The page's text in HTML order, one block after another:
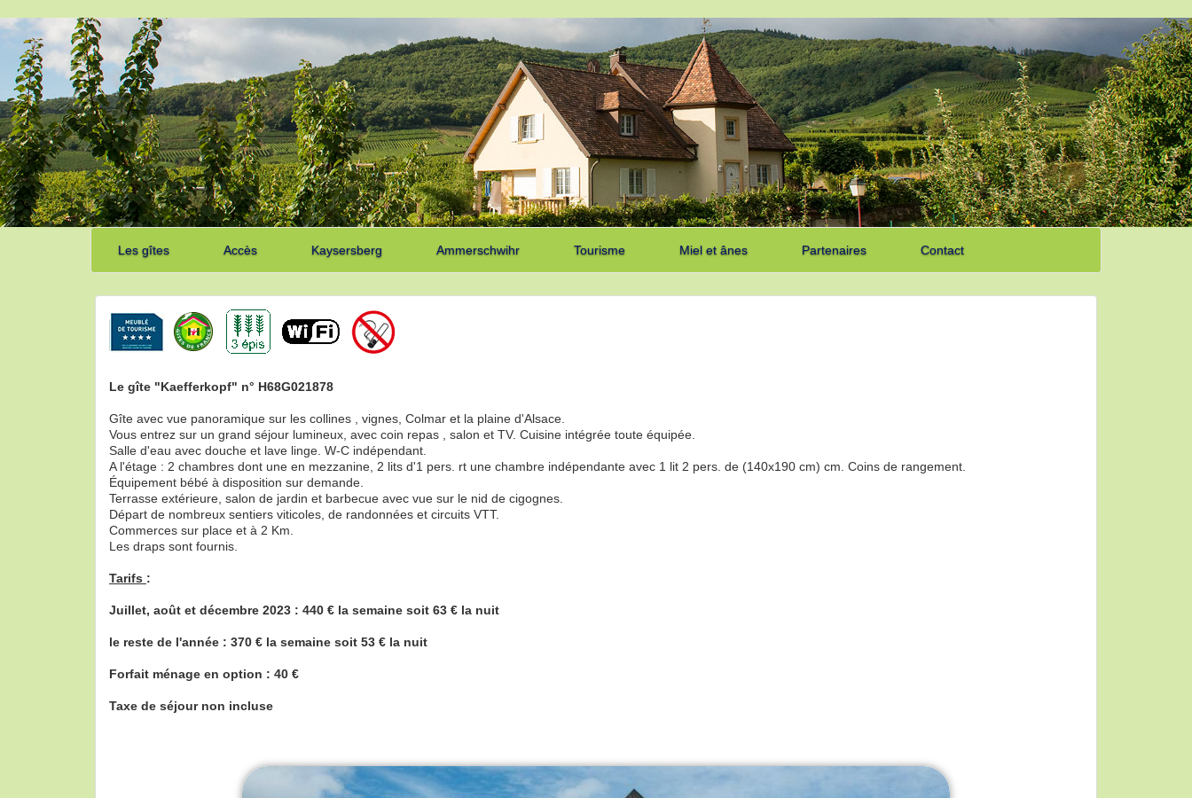
Les gîtes Accès Kaysersberg Ammerschwihr Tourisme Miel et ânes Partenaires Contact
Le gîte "Kaefferkopf" n° H68G021878
Gîte avec vue panoramique sur les collines , vignes, Colmar et la plaine d'Alsace.
Vous entrez sur un grand séjour lumineux, avec coin repas , salon et TV. Cuisine intégrée toute équipée.
Salle d'eau avec douche et lave linge. W-C indépendant.
A l'étage : 2 chambres dont une en mezzanine, 2 lits d'1 pers. rt une chambre indépendante avec 1 lit 2 pers. de (140x190 cm) cm. Coins de rangement.
Équipement bébé à disposition sur demande.
Terrasse extérieure, salon de jardin et barbecue avec vue sur le nid de cigognes.
Départ de nombreux sentiers viticoles, de randonnées et circuits VTT.
Commerces sur place et à 2 Km.
Les draps sont fournis.
Tarifs :
Juillet, août et décembre 2023 : 440 € la semaine soit 63 € la nuit
le reste de l'année : 370 € la semaine soit 53 € la nuit
Forfait ménage en option : 40 €
Taxe de séjour non incluse